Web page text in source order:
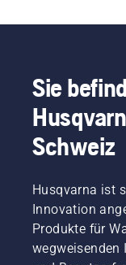
und sind
all
Sie
Schweiz
Husqvarna ist
Innovation
Produkte für
wegweisenden